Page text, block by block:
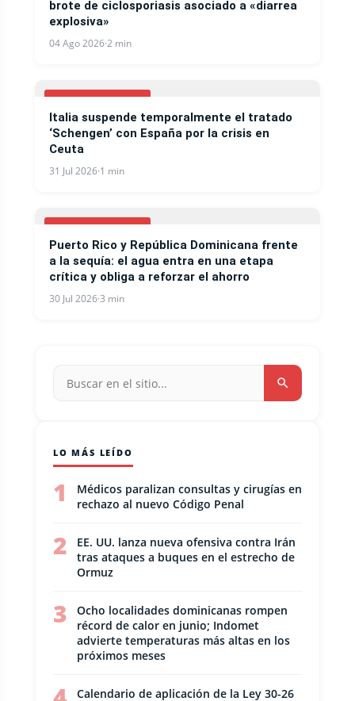
brote de ciclosporiasis asociado a «diarrea
explosiva»
04 Ago 2026·2 min
INTERNACIONALES
Italia suspende temporalmente el tratado
‘Schengen’ con España por la crisis en
Ceuta
31 Jul 2026·1 min
INTERNACIONALES
Puerto Rico y República Dominicana frente
a la sequía: el agua entra en una etapa
crítica y obliga a reforzar el ahorro
30 Jul 2026·3 min
LO MÁS LEÍDO
1
Médicos paralizan consultas y cirugías en
rechazo al nuevo Código Penal
2
EE. UU. lanza nueva ofensiva contra Irán
tras ataques a buques en el estrecho de
Ormuz
3
Ocho localidades dominicanas rompen
récord de calor en junio; Indomet
advierte temperaturas más altas en los
próximos meses
Calendario de aplicación de la Ley 30-26